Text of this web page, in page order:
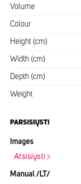
Volume
Colour
Height (cm)
Width (cm)
Depth (cm)
Weight
PARSISIŲSTI
Images
Atsisiųsti
Manual /LT/